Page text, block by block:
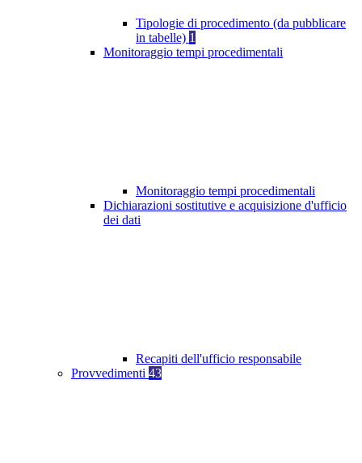
Tipologie di procedimento (da pubblicare
in tabelle) 1
Monitoraggio tempi procedimentali
Monitoraggio tempi procedimentali
Dichiarazioni sostitutive e acquisizione d'ufficio
dei dati
Recapiti dell'ufficio responsabile
Provvedimenti 43